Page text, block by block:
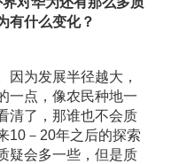
有什么变化？
因为发展半径越大，
一点，像农民种地一
清了，那谁也不会质
10－20年之后的探索
疑会多一些，但是质